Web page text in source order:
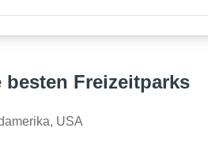
besten Freizeitparks
, USA